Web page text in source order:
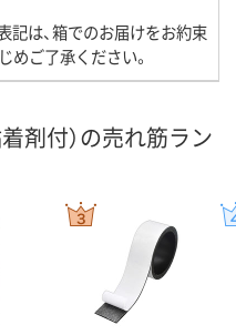
記は、箱でのお届けをお約束
めご了承ください。
剤付）の売れ筋ラン